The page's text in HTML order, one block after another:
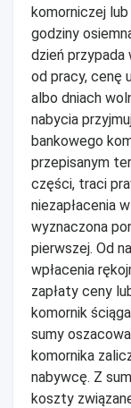
komorniczej
godziny
dzień
od pracy, cenę
albo dniach
nabycia
bankowego
przepisanym
części, traci
niezapłacenia
wyznaczona
pierwszej. Od
wpłacenia
zapłaty ceny
komornik
sumy
komornika
nabywcę. Z
koszty